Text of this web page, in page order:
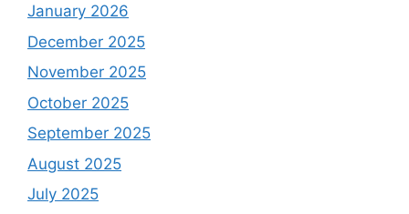
January 2026
December 2025
November 2025
October 2025
September 2025
August 2025
July 2025